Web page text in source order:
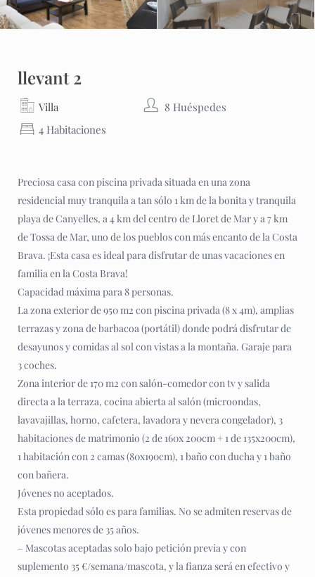
llevant 2
Villa
8 Huéspedes
4 Habitaciones
Preciosa casa con piscina privada situada en una zona
residencial muy tranquila a tan sólo 1 km de la bonita y tranquila
playa de Canyelles, a 4 km del centro de Lloret de Mar y a 7 km
de Tossa de Mar, uno de los pueblos con más encanto de la Costa
Brava. ¡Esta casa es ideal para disfrutar de unas vacaciones en
familia en la Costa Brava!
Capacidad máxima para 8 personas.
La zona exterior de 950 m2 con piscina privada (8 x 4m), amplias
terrazas y zona de barbacoa (portátil) donde podrá disfrutar de
desayunos y comidas al sol con vistas a la montaña. Garaje para
3 coches.
Zona interior de 170 m2 con salón-comedor con tv y salida
directa a la terraza, cocina abierta al salón (microondas,
lavavajillas, horno, cafetera, lavadora y nevera congelador), 3
habitaciones de matrimonio (2 de 160x 200cm + 1 de 135x200cm),
1 habitación con 2 camas (80x190cm), 1 baño con ducha y 1 baño
con bañera.
Jóvenes no aceptados.
Esta propiedad sólo es para familias. No se admiten reservas de
jóvenes menores de 35 años.
– Mascotas aceptadas solo bajo petición previa y con
suplemento 35 €/semana/mascota, y la fianza será en efectivo y